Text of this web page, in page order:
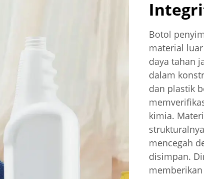
Botol
material
daya tahan
dalam
dan plastik
kimia.
mencegah
disimpan.